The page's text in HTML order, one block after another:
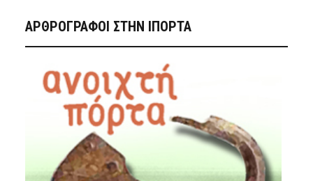
ΑΡΘΡΟΓΡΑΦΟΙ ΣΤΗΝ IΠΟΡΤΑ